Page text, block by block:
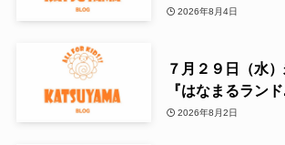
2026年8月4日
７月２９日（水
『はなまるランド
2026年8月2日